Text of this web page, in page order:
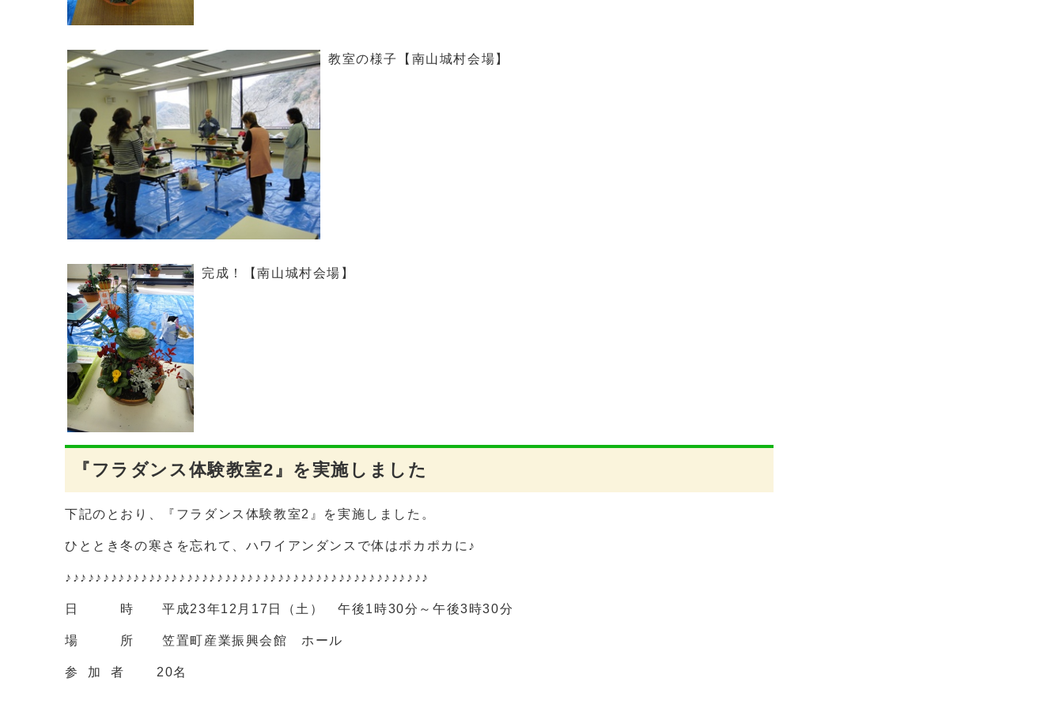
教室の様子【南山城村会場】
完成！【南山城村会場】
『フラダンス体験教室2』を実施しました
下記のとおり、『フラダンス体験教室2』を実施しました。
ひととき冬の寒さを忘れて、ハワイアンダンスで体はポカポカに♪
♪♪♪♪♪♪♪♪♪♪♪♪♪♪♪♪♪♪♪♪♪♪♪♪♪♪♪♪♪♪♪♪♪♪♪♪♪♪♪♪♪♪♪♪♪♪♪♪
日 時 平成23年12月17日（土） 午後1時30分～午後3時30分
場 所 笠置町産業振興会館 ホール
参 加 者 20名